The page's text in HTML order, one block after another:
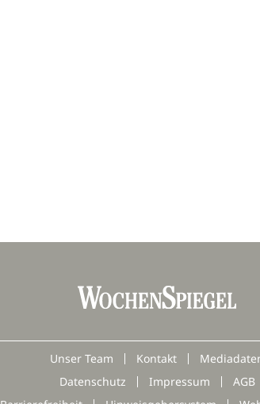
Unser Team Kontakt
Datenschutz
Impressum
AGB